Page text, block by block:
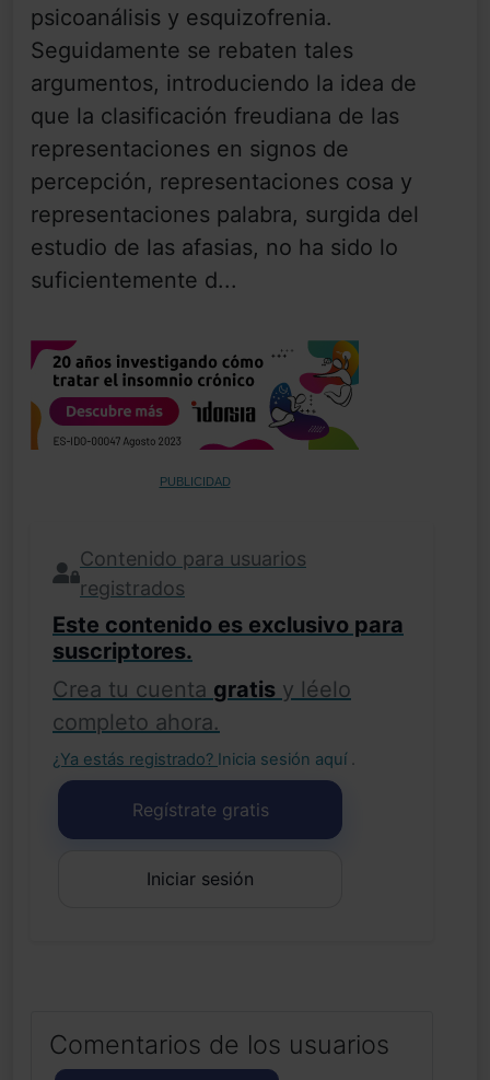
psicoanálisis y esquizofrenia.
Seguidamente se rebaten tales
argumentos, introduciendo la idea de
que la clasificación freudiana de las
representaciones en signos de
percepción, representaciones cosa y
representaciones palabra, surgida del
estudio de las afasias, no ha sido lo
suficientemente d...
PUBLICIDAD
Contenido para usuarios
registrados
Este contenido es exclusivo para
suscriptores.
Crea tu cuenta gratis y léelo
completo ahora.
¿Ya estás registrado? Inicia sesión aquí .
Regístrate gratis
Iniciar sesión
Comentarios de los usuarios